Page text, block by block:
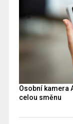
Osobní kamera
celou směnu